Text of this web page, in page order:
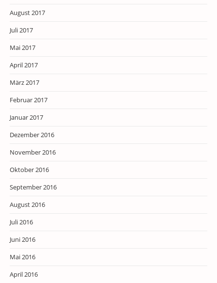
August 2017
Juli 2017
Mai 2017
April 2017
März 2017
Februar 2017
Januar 2017
Dezember 2016
November 2016
Oktober 2016
September 2016
August 2016
Juli 2016
Juni 2016
Mai 2016
April 2016